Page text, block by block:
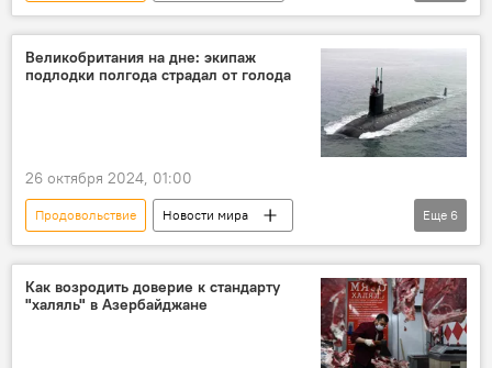
Азербайджан
Общество
Экономика
Рост цен
продукты питания
Центробанк АР
Великобритания на дне: экипаж
подлодки полгода страдал от голода
26 октября 2024, 01:00
Продовольствие
Новости мира
Великобритания
подводная лодка
Флот
кофеин Сон Голод
Еще 6
Как возродить доверие к стандарту
"халяль" в Азербайджане